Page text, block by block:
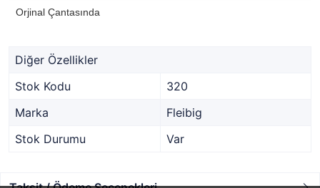
Orjinal Çantasında
Diğer Özellikler
Stok Kodu
320
Marka
Fleibig
Stok Durumu
Var